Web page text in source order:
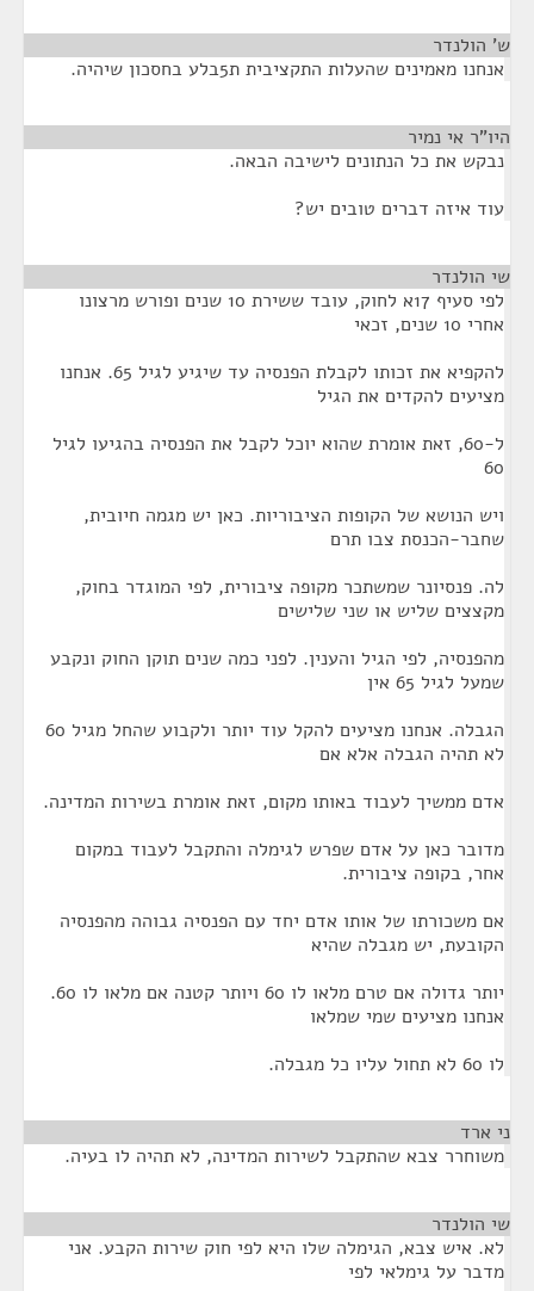
ש' הולנדר
אנחנו מאמינים שהעלות התקציבית ת5בלע בחסכון שיהיה.
היו"ר אי נמיר
נבקש את כל הנתונים לישיבה הבאה.
עוד איזה דברים טובים יש?
שי הולנדר
לפי סעיף 17א לחוק, עובד ששירת 10 שנים ופורש מרצונו
אחרי 10 שנים, זכאי
להקפיא את זכותו לקבלת הפנסיה עד שיגיע לגיל 65. אנחנו
מציעים להקדים את הגיל
ל-60, זאת אומרת שהוא יוכל לקבל את הפנסיה בהגיעו לגיל
60
ויש הנושא של הקופות הציבוריות. כאן יש מגמה חיובית,
שחבר-הכנסת צבו תרם
לה. פנסיונר שמשתכר מקופה ציבורית, לפי המוגדר בחוק,
מקצצים שליש או שני שלישים
מהפנסיה, לפי הגיל והענין. לפני כמה שנים תוקן החוק ונקבע
שמעל לגיל 65 אין
הגבלה. אנחנו מציעים להקל עוד יותר ולקבוע שהחל מגיל 60
לא תהיה הגבלה אלא אם
אדם ממשיך לעבוד באותו מקום, זאת אומרת בשירות המדינה.
מדובר כאן על אדם שפרש לגימלה והתקבל לעבוד במקום
אחר, בקופה ציבורית.
אם משכורתו של אותו אדם יחד עם הפנסיה גבוהה מהפנסיה
הקובעת, יש מגבלה שהיא
יותר גדולה אם טרם מלאו לו 60 ויותר קטנה אם מלאו לו 60.
אנחנו מציעים שמי שמלאו
לו 60 לא תחול עליו כל מגבלה.
ני ארד
משוחרר צבא שהתקבל לשירות המדינה, לא תהיה לו בעיה.
שי הולנדר
לא. איש צבא, הגימלה שלו היא לפי חוק שירות הקבע. אני
מדבר על גימלאי לפי